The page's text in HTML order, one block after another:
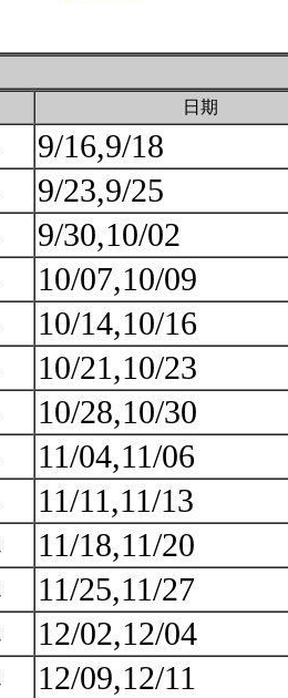
日期
9/16,9/18
9/23,9/25
9/30,10/02
10/07,10/09
10/14,10/16
10/21,10/23
10/28,10/30
11/04,11/06
11/11,11/13
11/18,11/20
11/25,11/27
12/02,12/04
12/09,12/11